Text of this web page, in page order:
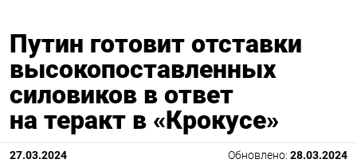
Путин готовит отставки
высокопоставленных
силовиков в ответ
на теракт в «Крокусе»
27.03.2024 Обновлено: 28.03.2024